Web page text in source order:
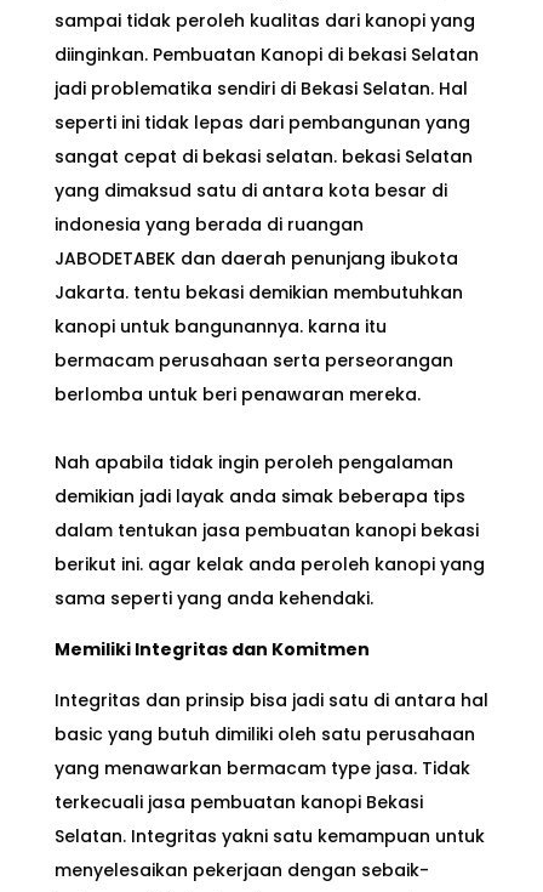
sampai tidak peroleh kualitas dari kanopi yang
diinginkan. Pembuatan Kanopi di bekasi Selatan
jadi problematika sendiri di Bekasi Selatan. Hal
seperti ini tidak lepas dari pembangunan yang
sangat cepat di bekasi selatan. bekasi Selatan
yang dimaksud satu di antara kota besar di
indonesia yang berada di ruangan
JABODETABEK dan daerah penunjang ibukota
Jakarta. tentu bekasi demikian membutuhkan
kanopi untuk bangunannya. karna itu
bermacam perusahaan serta perseorangan
berlomba untuk beri penawaran mereka.
Nah apabila tidak ingin peroleh pengalaman
demikian jadi layak anda simak beberapa tips
dalam tentukan jasa pembuatan kanopi bekasi
berikut ini. agar kelak anda peroleh kanopi yang
sama seperti yang anda kehendaki.
Memiliki Integritas dan Komitmen
Integritas dan prinsip bisa jadi satu di antara hal
basic yang butuh dimiliki oleh satu perusahaan
yang menawarkan bermacam type jasa. Tidak
terkecuali jasa pembuatan kanopi Bekasi
Selatan. Integritas yakni satu kemampuan untuk
menyelesaikan pekerjaan dengan sebaik-